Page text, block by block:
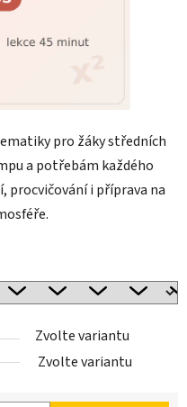
pro žáky středních
a potřebám každého
procvičování i příprava na
Zvolte variantu
Zvolte variantu